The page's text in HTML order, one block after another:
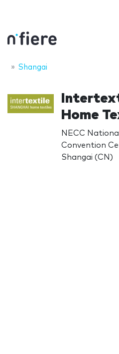
Shangai
Home
NECC
Convention
Shangai (CN)